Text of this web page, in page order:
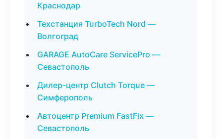
Краснодар
Техстанция TurboTech Nord —
Волгоград
GARAGE AutoCare ServicePro —
Севастополь
Дилер-центр Clutch Torque —
Симферополь
Автоцентр Premium FastFix —
Севастополь